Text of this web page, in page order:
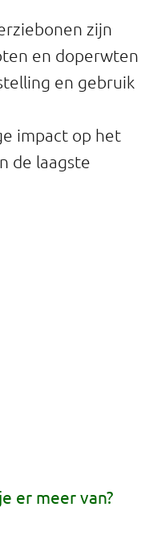
zijn
en doperwten
en gebruik
impact op het
de laagste
er meer van?